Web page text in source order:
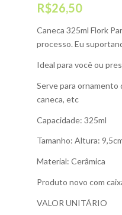
R$26,50
Caneca 325ml Flork
processo. Eu
Ideal para você ou
Serve para
caneca, etc
Capacidade: 325ml
Tamanho: Altura:
Material: Cerâmica
Produto novo com
VALOR UNITÁRIO